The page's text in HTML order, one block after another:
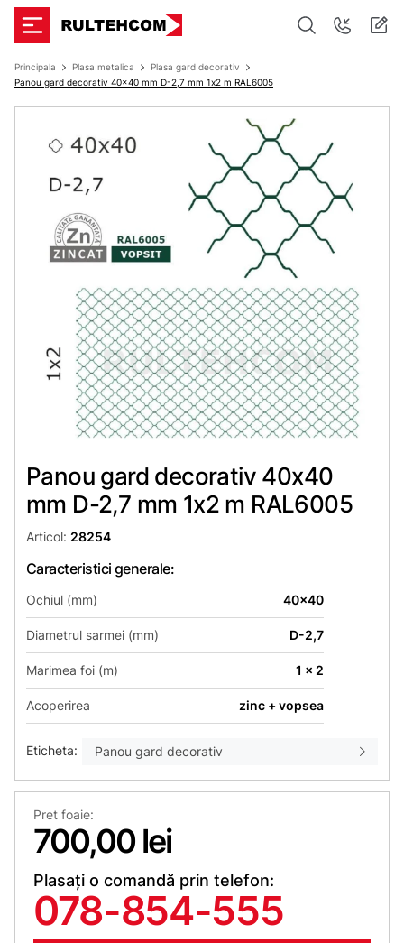
Principala Plasa metalica
Plasa gard decorativ
Panou gard decorativ 40x40 mm D-2,7 mm 1х2 m RAL6005
Panou gard decorativ 40x40
mm D-2,7 mm 1х2 m RAL6005
Articol: 28254
Caracteristici generale:
Ochiul (mm) 40x40
Diametrul sarmei (mm) D-2,7
Marimea foi (m) 1 x 2
Acoperirea zinc + vopsea
Eticheta: Panou gard decorativ
Pret foaie:
700,00 lei
Plasați o comandă prin telefon:
078-854-555